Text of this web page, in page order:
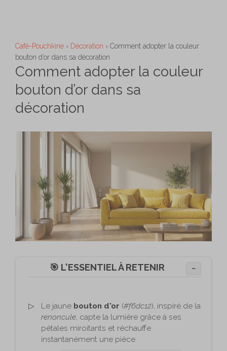
Café-Pouchkine › Décoration › Comment adopter la couleur
bouton d’or dans sa décoration
Comment adopter la couleur
bouton d’or dans sa
décoration
🎯 L'ESSENTIEL À RETENIR −
Le jaune bouton d'or (#f6dc12), inspiré de la
renoncule, capte la lumière grâce à ses
pétales miroitants et réchauffe
instantanément une pièce.